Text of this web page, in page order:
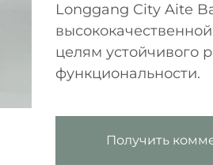
Longgang City Aite
целям устойчивого
функциональности.
Получить